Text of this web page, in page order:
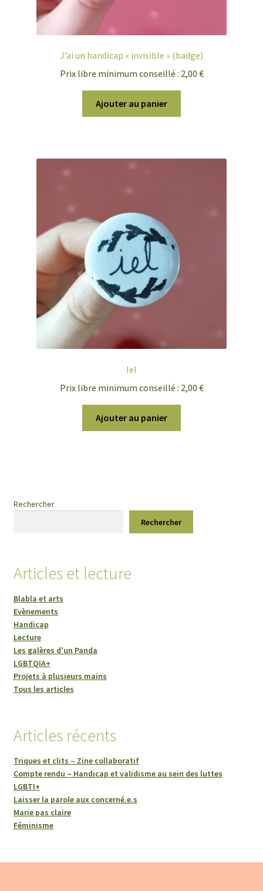
J’ai un handicap « invisible » (badge)
Prix libre minimum conseillé : 2,00 €
Ajouter au panier
Iel
Prix libre minimum conseillé : 2,00 €
Ajouter au panier
Rechercher
Rechercher
Articles et lecture
Blabla et arts
Evènements
Handicap
Lecture
Les galères d'un Panda
LGBTQIA+
Projets à plusieurs mains
Tous les articles
Articles récents
Triques et clits – Zine collaboratif
Compte rendu – Handicap et validisme au sein des luttes
LGBTI+
Laisser la parole aux concerné.e.s
Marie pas claire
Féminisme